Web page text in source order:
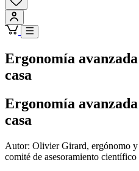
Ergonomía
casa
Ergonomía
casa
Autor: Olivier Girard, ergónomo y
comité de asesoramiento